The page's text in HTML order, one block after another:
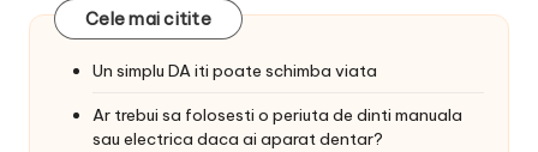
Cele mai citite
Un simplu DA iti poate schimba viata
Ar trebui sa folosesti o periuta de dinti manuala
sau electrica daca ai aparat dentar?